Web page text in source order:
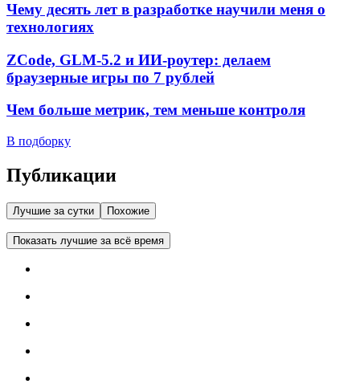
Чему десять лет в разработке научили меня о
технологиях
ZCode, GLM-5.2 и ИИ-роутер: делаем
браузерные игры по 7 рублей
Чем больше метрик, тем меньше контроля
В подборку
Публикации
Лучшие за сутки Похожие
Показать лучшие за всё время